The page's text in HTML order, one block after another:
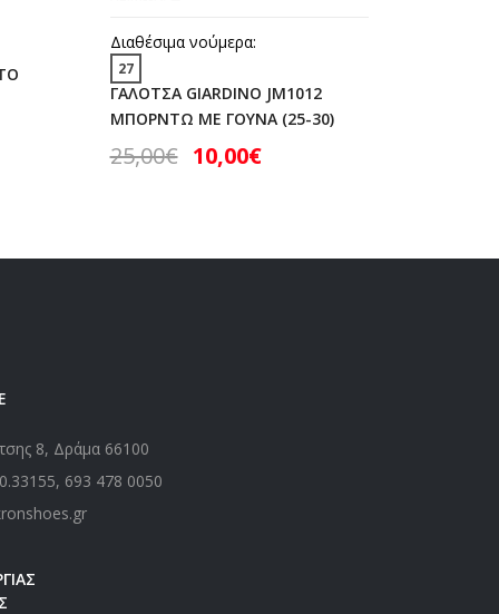
Διαθέσιμα νούμερα:
27
ΓΑΛΟΤΣΑ GIARDINO JM1012
ΜΠΟΡΝΤΩ ΜΕ ΓΟΥΝΑ (25-30)
25,00€ 10,00€
8, Δράμα 66100
, 693 478 0050